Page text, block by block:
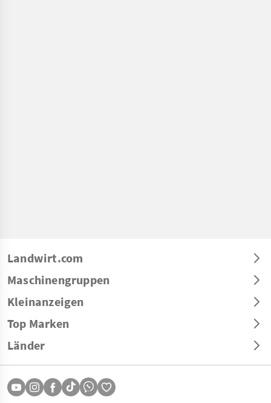
Landwirt.com
Maschinengruppen
Kleinanzeigen
Top Marken
Länder